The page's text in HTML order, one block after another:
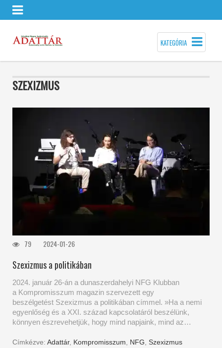
KATEGÓRIA
SZEXIZMUS
79 2024-01-26
Szexizmus a politikában
2024. január 26-án a dunaszerdahelyi NFG Klubban
a Kompromisszum magazin szervezett egy
beszélgetést Szexizmus a politikában címmel. »Ha a nemi
egyenlőség és a XXI. század kapcsolatáról beszélünk,
könnyen észrevehetjük, hogy mind napjaink, mind az…
Címkézve: Adattár, Kompromisszum, NFG, Szexizmus